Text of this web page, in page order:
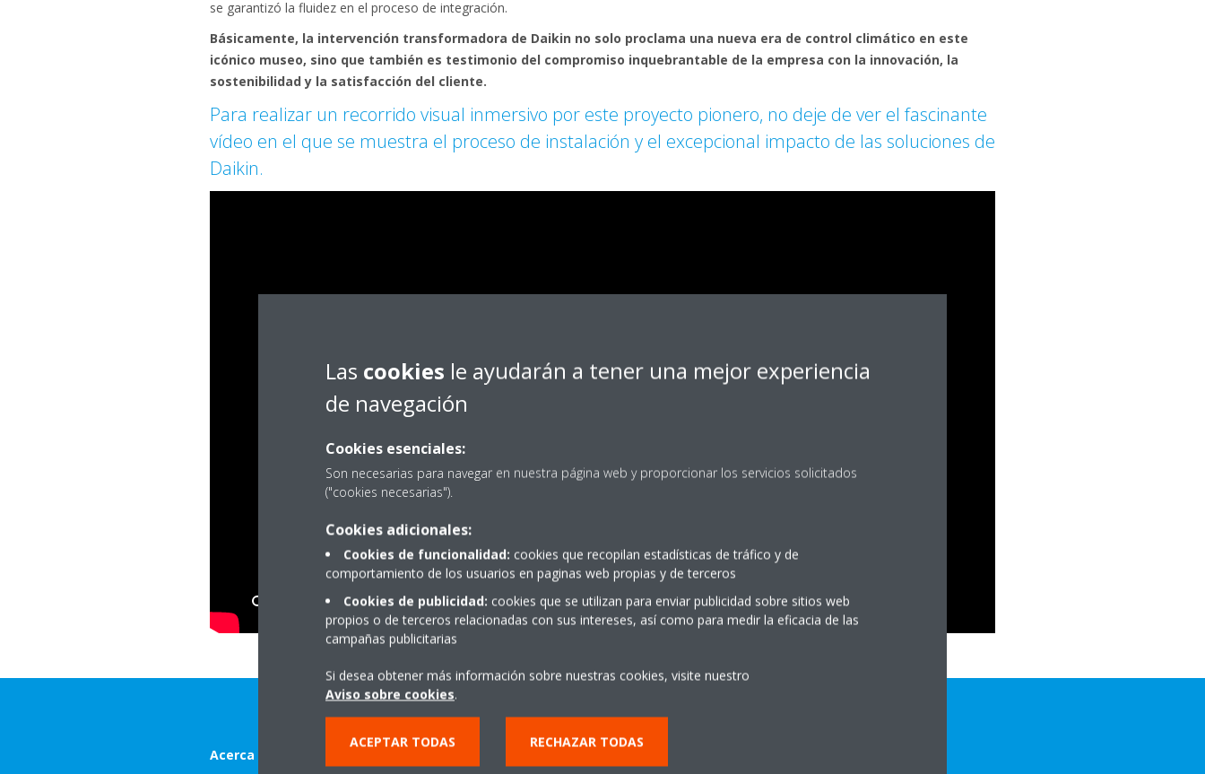
se garantizó la fluidez en el proceso de integración.
Básicamente, la intervención transformadora de Daikin no solo proclama una nueva era de control climático en este
icónico museo, sino que también es testimonio del compromiso inquebrantable de la empresa con la innovación, la
sostenibilidad y la satisfacción del cliente.
Para realizar un recorrido visual inmersivo por este proyecto pionero, no deje de ver el fascinante
vídeo en el que se muestra el proceso de instalación y el excepcional impacto de las soluciones de
Daikin.
Acerca de Daikin Europe N.V.
Las cookies le ayudarán a tener una mejor experiencia
de navegación
Cookies esenciales:
Son necesarias para navegar en nuestra página web y proporcionar los servicios solicitados
("cookies necesarias").
Cookies adicionales:
Cookies de funcionalidad: cookies que recopilan estadísticas de tráfico y de
comportamiento de los usuarios en paginas web propias y de terceros
Cookies de publicidad: cookies que se utilizan para enviar publicidad sobre sitios web
propios o de terceros relacionadas con sus intereses, así como para medir la eficacia de las
campañas publicitarias
Si desea obtener más información sobre nuestras cookies, visite nuestro
Aviso sobre cookies.
ACEPTAR TODAS RECHAZAR TODAS